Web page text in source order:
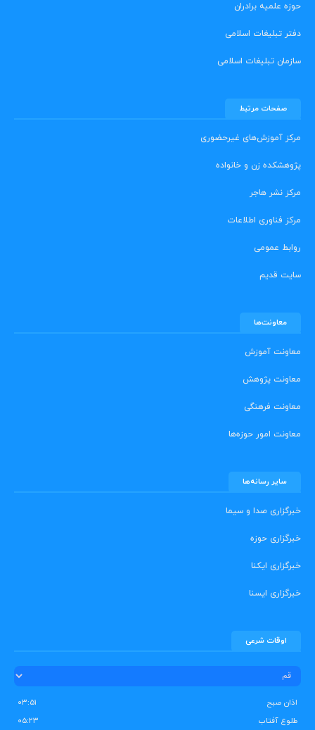
حوزه علمیه برادران
دفتر تبلیغات اسلامی
سازمان تبلیغات اسلامی
صفحات مرتبط
مرکز آموزش‌های غیرحضوری
پژوهشکده زن و خانواده
مرکز نشر هاجر
مرکز فناوری اطلاعات
روابط عمومی
سایت قدیم
معاونت‌ها
معاونت آموزش
معاونت پژوهش
معاونت فرهنگی
معاونت امور حوزه‌ها
سایر رسانه‌ها
خبرگزاری صدا و سیما
خبرگزاری حوزه
خبرگزاری ایکنا
خبرگزاری ایسنا
اوقات شرعی
اذان صبح
۰۳:۵۱
طلوع آفتاب
۰۵:۲۳